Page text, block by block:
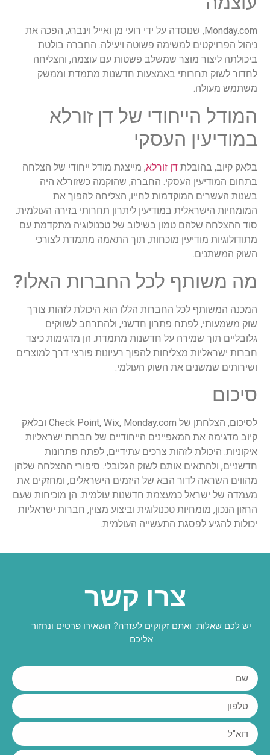
Monday.com, שנוסדה על ידי רועי מן ואייל וינברג, הפכה את
ניהול הפרויקטים למשימה פשוטה ויעילה. החברה בולטת
ביכולתה ליצור מוצר שמשלב פשטות עם עוצמה, והצליחה
לחדור לשוק תחרותי באמצעות חדשנות מתמדת וממשק
משתמש מעולה.
המודל הייחודי של דן זורלא
במודיעין העסקי
בלאק קיוב, בהובלת דן זורלא, מייצגת מודל ייחודי של הצלחה
בתחום המודיעין העסקי. החברה, שהוקמה כשזורלא היה
בשנות העשרים המוקדמות לחייו, הצליחה להפוך את
המומחיות הישראלית במודיעין ליתרון תחרותי בזירה העולמית.
סוד ההצלחה שלהם טמון בשילוב של טכנולוגיה מתקדמת עם
מתודולוגיות מודיעין מוכחות, תוך התאמה מתמדת לצורכי
השוק המשתנים.
מה משותף לכל החברות האלו?
המכנה המשותף לכל החברות הללו הוא היכולת לזהות צורך
שוק משמעותי, לפתח פתרון חדשני, ולהתרחב לשווקים
גלובליים תוך שמירה על חדשנות מתמדת. הן מדגימות כיצד
חברות ישראליות מצליחות להפוך רעיונות פורצי דרך למוצרים
ושירותים שמשנים את השוק העולמי.
סיכום
לסיכום, הצלחתן של Check Point, Wix, Monday.com ובלאק
קיוב מדגימה את המאפיינים הייחודיים של חברות ישראליות
איקוניות: היכולת לזהות צרכים עתידיים, לפתח פתרונות
חדשניים, ולהתאים אותם לשוק הגלובלי. סיפורי ההצלחה שלהן
מהווים השראה לדור הבא של היזמים הישראלים, ומחזקים את
מעמדה של ישראל כמעצמת חדשנות עולמית. הן מוכיחות שעם
החזון הנכון, מומחיות טכנולוגית וביצוע מצוין, חברות ישראליות
יכולות להגיע לפסגת התעשייה העולמית.
צרו קשר
יש לכם שאלות ואתם זקוקים לעזרה? השאירו פרטים ונחזור
אליכם